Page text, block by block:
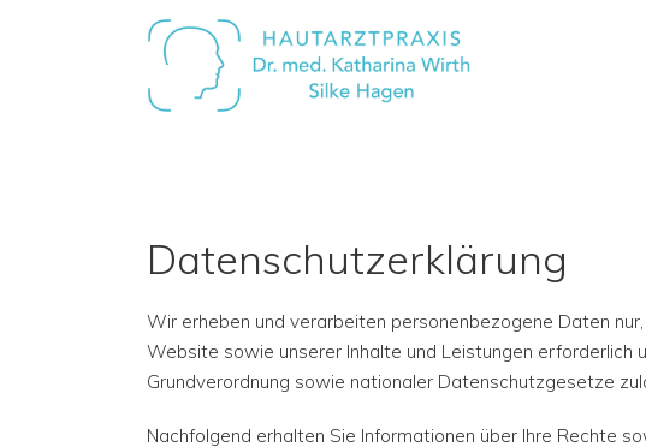
Datenschutzerklärung
Wir erheben und verarbeiten personenbezogene Daten
Website sowie unserer Inhalte und Leistungen erforderlich
Grundverordnung sowie nationaler Datenschutzgesetze
Nachfolgend erhalten Sie Informationen über Ihre Rechte